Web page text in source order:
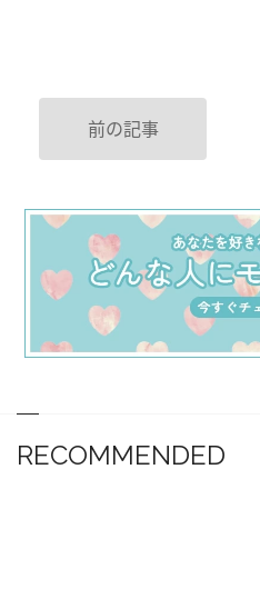
前の記事
RECOMMENDED